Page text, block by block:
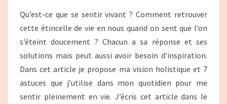
RAVIVER
SON
ÉNERGIE
DE
VIE
Qu’est-ce que se sentir vivant ? Comment retrouver
cette étincelle de vie en nous quand on sent que l’on
s’éteint doucement ? Chacun a sa réponse et ses
solutions mais peut aussi avoir besoin d’inspiration.
Dans cet article je propose ma vision holistique et 7
astuces que j’utilise dans mon quotidien pour me
sentir pleinement en vie. J’écris cet article dans le